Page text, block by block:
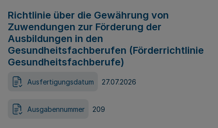
Richtlinie über die Gewährung von
Zuwendungen zur Förderung der
Ausbildungen in den
Gesundheitsfachberufen (Förderrichtlinie
Gesundheitsfachberufe)
Ausfertigungsdatum 27.07.2026
Ausgabennummer 209